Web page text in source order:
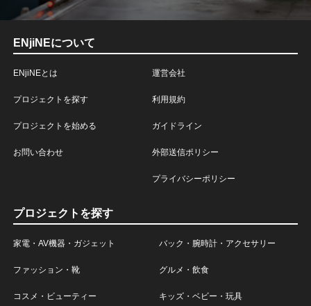
ENjiNEについて
ENjiNEとは
プロジェクトを探す
プロジェクトを始める
お問い合わせ
運営会社
利用規約
ガイドライン
外部送信ポリシー
プライバシーポリシー
プロジェクトを探す
家電・AV機器・ガジェット バック・腕時計・アクセサリー
ファッション・靴 グルメ・飲食
コスメ・ビューティー キッズ・ベビー・玩具